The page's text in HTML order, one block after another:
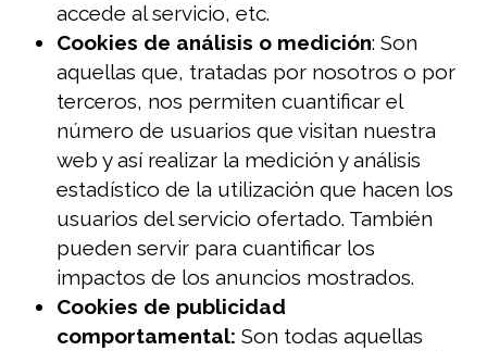
accede al servicio, etc.
Cookies de análisis o medición: Son
aquellas que, tratadas por nosotros o por
terceros, nos permiten cuantificar el
número de usuarios que visitan nuestra
web y así realizar la medición y análisis
estadístico de la utilización que hacen los
usuarios del servicio ofertado. También
pueden servir para cuantificar los
impactos de los anuncios mostrados.
Cookies de publicidad
comportamental: Son todas aquellas